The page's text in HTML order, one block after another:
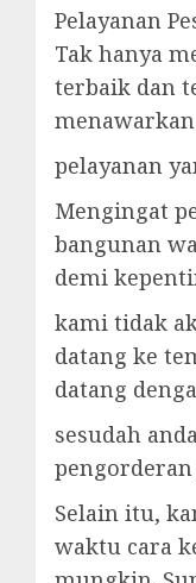
Pelayanan
Tak hanya
terbaik dan
menawarkan
pelayanan
Mengingat
bangunan
demi
kami tidak
datang ke
datang
sesudah
pengorderan
Selain itu,
waktu cara